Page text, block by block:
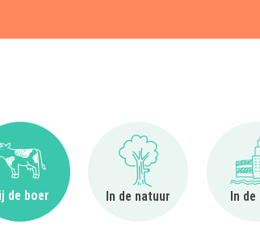
de boer
Ga naar Bij de boer
In de natuur
Ga naar In de natuur
In